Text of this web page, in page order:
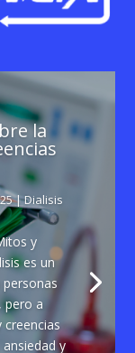
la
|Dialisis
y
es un
pero a
y